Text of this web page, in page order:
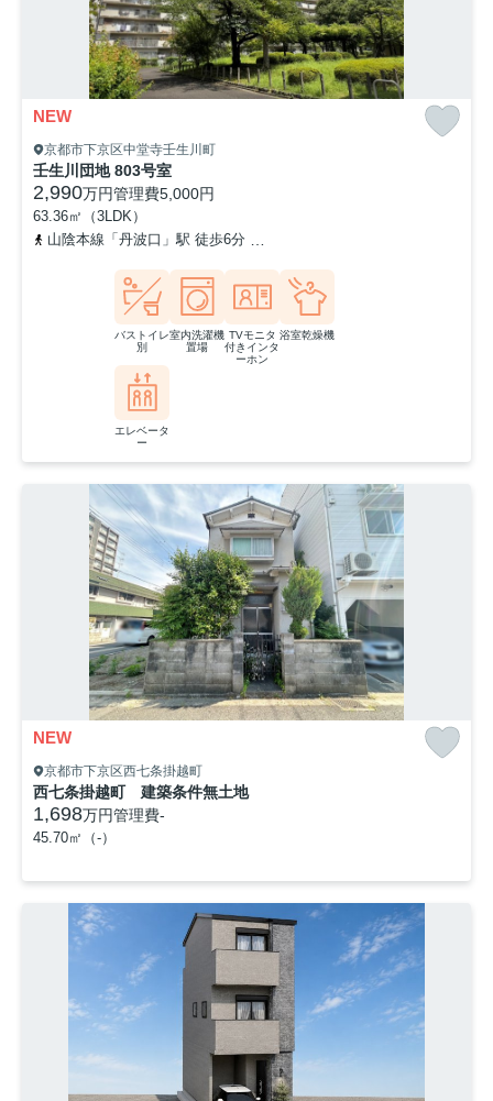
NEW
京都市下京区中堂寺壬生川町
壬生川団地 803号室
2,990万円管理費5,000円
63.36㎡（3LDK）
山陰本線「丹波口」駅 徒歩6分
バストイレ
別
室内洗濯機
置場
TVモニタ
付きインタ
ーホン
浴室乾燥機
エレベータ
ー
NEW
京都市下京区西七条掛越町
西七条掛越町 建築条件無土地
1,698万円管理費-
45.70㎡（-）